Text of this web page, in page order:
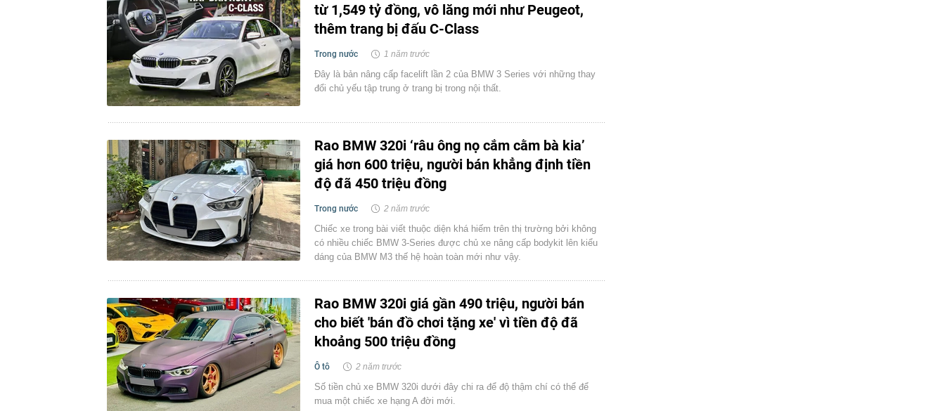
từ 1,549 tỷ đồng, vô lăng mới như Peugeot,
thêm trang bị đấu C-Class
Trong nước 1 năm trước
Đây là bản nâng cấp facelift lần 2 của BMW 3 Series với những thay
đổi chủ yếu tập trung ở trang bị trong nội thất.
Rao BMW 320i ‘râu ông nọ cắm cằm bà kia’
giá hơn 600 triệu, người bán khẳng định tiền
độ đã 450 triệu đồng
Trong nước 2 năm trước
Chiếc xe trong bài viết thuộc diện khá hiếm trên thị trường bởi không
có nhiều chiếc BMW 3-Series được chủ xe nâng cấp bodykit lên kiểu
dáng của BMW M3 thế hệ hoàn toàn mới như vậy.
Rao BMW 320i giá gần 490 triệu, người bán
cho biết 'bán đồ chơi tặng xe' vì tiền độ đã
khoảng 500 triệu đồng
Ô tô 2 năm trước
Số tiền chủ xe BMW 320i dưới đây chi ra để độ thậm chí có thể để
mua một chiếc xe hạng A đời mới.